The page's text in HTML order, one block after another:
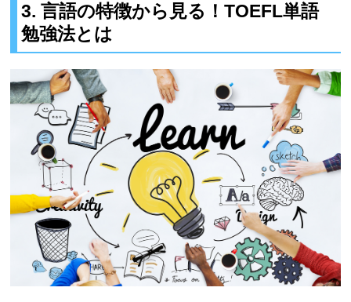
3. 言語の特徴から見る！TOEFL単語
勉強法とは